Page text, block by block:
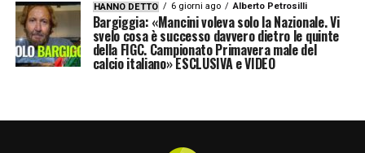
HANNO DETTO 6 giorni ago Alberto Petrosilli
Bargiggia: «Mancini voleva solo la Nazionale. Vi
svelo cosa è successo davvero dietro le quinte
della FIGC. Campionato Primavera male del
calcio italiano» ESCLUSIVA e VIDEO